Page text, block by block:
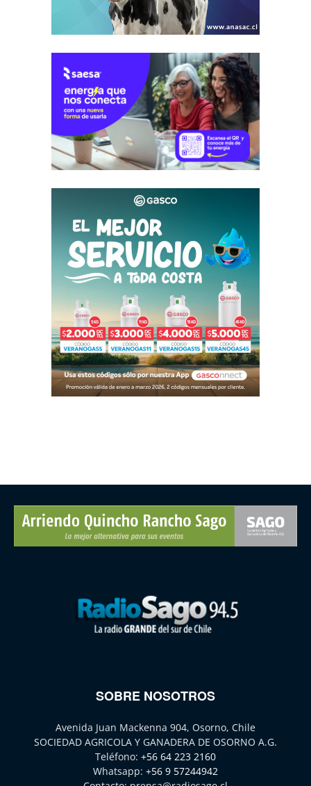
SOBRE NOSOTROS
Avenida Juan Mackenna 904, Osorno, Chile
SOCIEDAD AGRICOLA Y GANADERA DE OSORNO A.G.
Teléfono: +56 64 223 2160
Whatsapp: +56 9 57244942